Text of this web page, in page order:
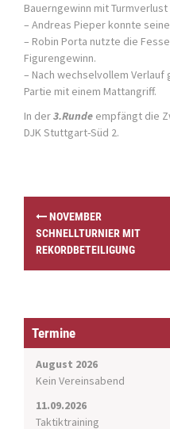
Bauerngewinn mit
– Andreas Pieper konnte
– Robin Porta nutzte die
Figurengewinn.
– Nach wechselvollem Verlauf
Partie mit einem Mattangriff.
In der3.Runde empfängt die
DJK Stuttgart-Süd 2.
n
g
NOVEMBER
SCHNELLTURNIER MIT
REKORDBETEILIGUNG
Termine
August 2026
Kein Vereinsabend
11.09.2026
Taktiktraining